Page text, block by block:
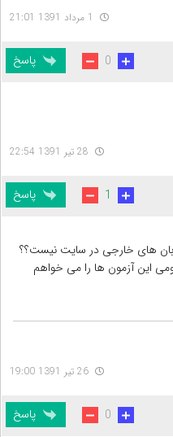
0 پاسخ
های خارجی در سایت نیست؟؟
این آزمون ها را می خواهم
1 پاسخ
0 پاسخ